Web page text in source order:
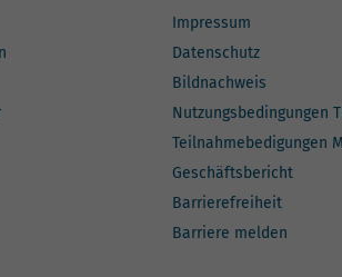
Impressum
Datenschutz
Bildnachweis
Nutzungsbedingungen
Teilnahmebedigungen
Geschäftsbericht
Barrierefreiheit
Barriere melden